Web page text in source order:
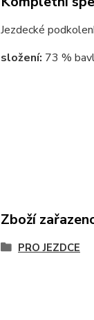
Jezdecké
složení: 73 %
Zboží
PRO JEZDCE